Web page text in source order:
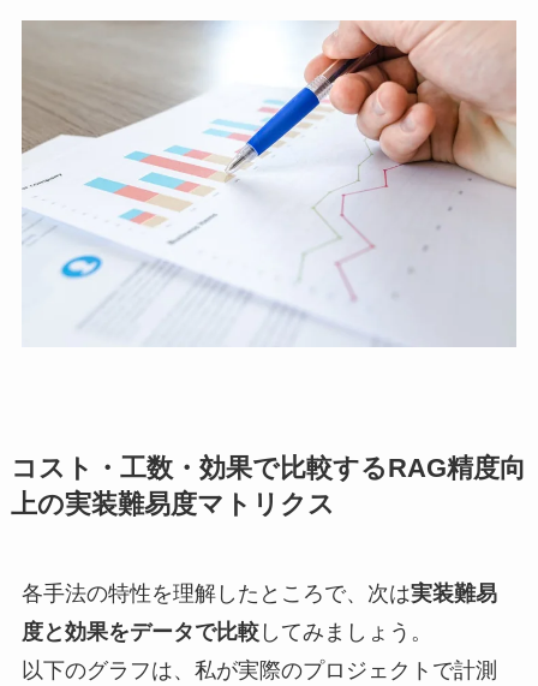
コスト・工数・効果で比較するRAG精度向
上の実装難易度マトリクス
各手法の特性を理解したところで、次は実装難易
度と効果をデータで比較してみましょう。
以下のグラフは、私が実際のプロジェクトで計測